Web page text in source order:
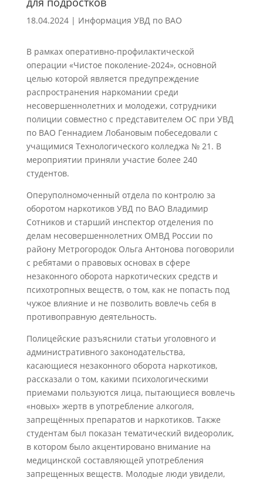
18.04.2024| Информация УВД по ВАО
В рамках оперативно-профилактической
операции «Чистое поколение-2024», основной
целью которой является предупреждение
распространения наркомании среди
несовершеннолетних и молодежи, сотрудники
полиции совместно с представителем ОС при УВД
по ВАО Геннадием Лобановым побеседовали с
учащимися Технологического колледжа № 21. В
мероприятии приняли участие более 240
студентов.
Оперуполномоченный отдела по контролю за
оборотом наркотиков УВД по ВАО Владимир
Сотников и старший инспектор отделения по
делам несовершеннолетних ОМВД России по
району Метрогородок Ольга Антонова поговорили
с ребятами о правовых основах в сфере
незаконного оборота наркотических средств и
психотропных веществ, о том, как не попасть под
чужое влияние и не позволить вовлечь себя в
противоправную деятельность.
Полицейские разъяснили статьи уголовного и
административного законодательства,
касающиеся незаконного оборота наркотиков,
рассказали о том, какими психологическими
приемами пользуются лица, пытающиеся вовлечь
«новых» жертв в употребление алкоголя,
запрещённых препаратов и наркотиков. Также
студентам был показан тематический видеоролик,
в котором было акцентировано внимание на
медицинской составляющей употребления
запрещенных веществ. Молодые люди увидели,